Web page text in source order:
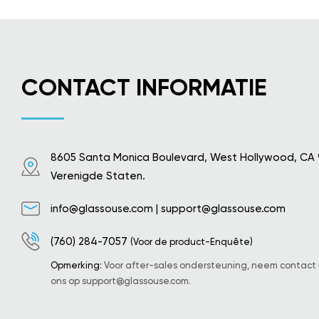
CONTACT INFORMATIE
8605 Santa Monica Boulevard, West Hollywood, CA
Verenigde Staten.
info@glassouse.com | support@glassouse.com
(760) 284-7057 (Voor de product-Enquête)
Opmerking: Voor after-sales ondersteuning, neem contact
ons op support@glassouse.com.